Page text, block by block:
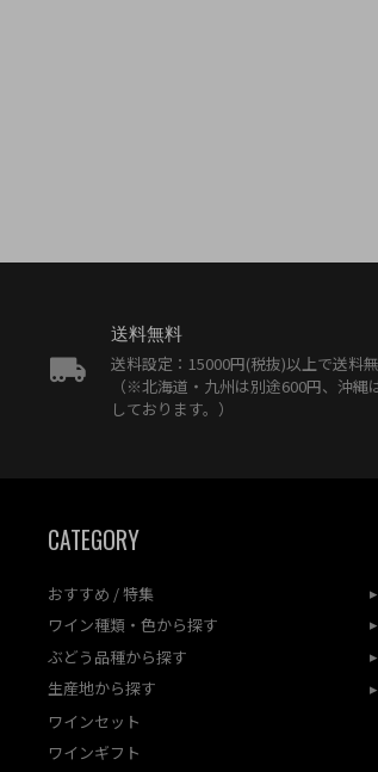
送料無料
送料設定：15000円(税抜)以上で送料
（※北海道・九州は別途600円、沖縄
しております。）
CATEGORY
おすすめ / 特集
ワイン種類・色から探す
ぶどう品種から探す
生産地から探す
ワインセット
ワインギフト